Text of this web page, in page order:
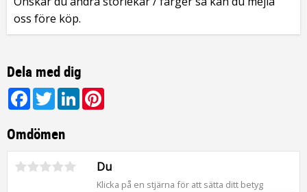
oss före köp.
Dela med dig
Facebook
TwitterLinkedIn
Omdömen
Du
Klicka på en stjärna för att sätta ditt betyg